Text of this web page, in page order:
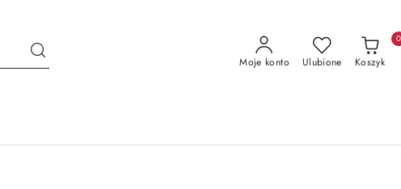
Moje konto Ulubione Koszyk
0